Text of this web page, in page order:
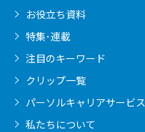
お役立ち資料
特集･連載
注目のキーワード
クリップ一覧
パーソルキャリアサービス
私たちについて